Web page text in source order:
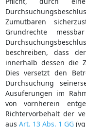
Zumutbaren
Grundrechte
beschreiben, dass
innerhalb dessen die
Dies versetzt den
Durchsuchung
Ausuferungen im
von vornherein
Richtervorbehalt der
aus Art. 13 Abs. 1 GG